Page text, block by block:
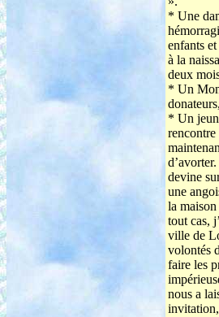
* Une
enfants
à la
deux
* Un
* Un
rencontre
devine
une
la maison
tout cas,
ville de
volontés
faire les
nous a